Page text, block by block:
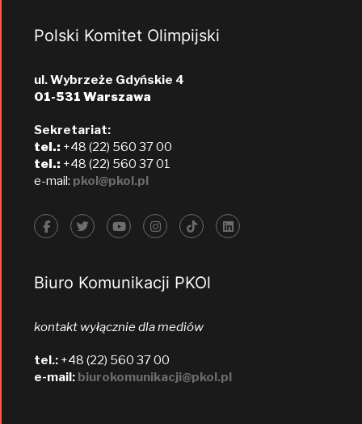
Polski Komitet Olimpijski
ul. Wybrzeże Gdyńskie 4
01-531 Warszawa
Sekretariat:
tel.: +48 (22) 560 37 00
tel.: +48 (22) 560 37 01
e-mail: pkol@pkol.pl
Biuro Komunikacji PKOl
kontakt wyłącznie dla mediów
tel.: +48 (22) 560 37 00
e-mail: biurokomunikacji@pkol.pl